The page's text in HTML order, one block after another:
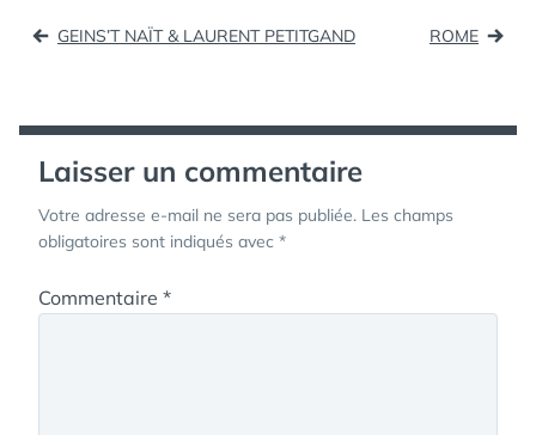
Navigation
GEINS’T NAÏT & LAURENT PETITGAND ROME
Laisser un commentaire
Votre adresse e-mail ne sera pas publiée. Les champs
obligatoires sont indiqués avec *
Commentaire *